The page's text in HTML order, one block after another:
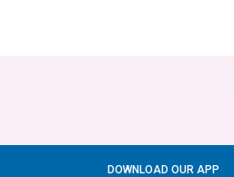
DOWNLOAD OUR APP